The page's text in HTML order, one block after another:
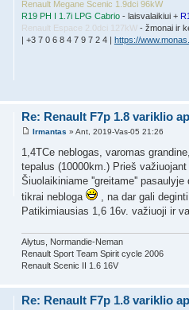
Renault Megane Scenic 1.9dci 96kW
R19 PH I 1.7i LPG Cabrio- laisvalaikiui +
Renault Espace 2.0dci 127kW- žmonai ir
| +3 7 0 6 8 4 7 9 7 2 4 | https://
Re: Renault F7p 1.8 variklio
Irmantas » Ant, 2019-Vas-05 21:26
1,4TCe neblogas, varomas
tepalus (10000km.) Prieš
Šiuolaikiniame ''greitame''
tikrai nebloga
, na dar gali
Patikimiausias 1,6 16v. važiuoji ir
Alytus, Normandie-Neman
Renault Sport Team Spirit cycle 2006
Renault Scenic II 1.6 16V
Re: Renault F7p 1.8 variklio